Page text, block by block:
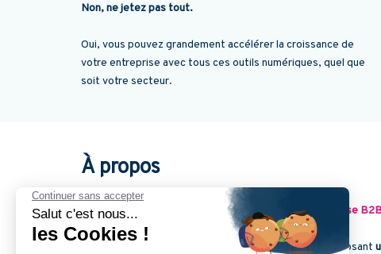
Non, ne jetez pas tout.
Oui, vous pouvez grandement accélérer la croissance de
votre entreprise avec tous ces outils numériques, quel que
soit votre secteur.
À propos
Plezi est une solution de marketing automation française
Notre objectif : simplifier votre quotidien en vous proposant